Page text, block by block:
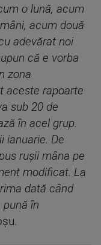
o lună, acum
acum două
adevărat noi
că e vorba
zona
aceste rapoarte
sub 20 de
în acel grup.
ianuarie. De
ruşii mâna pe
modificat. La
dată când
în